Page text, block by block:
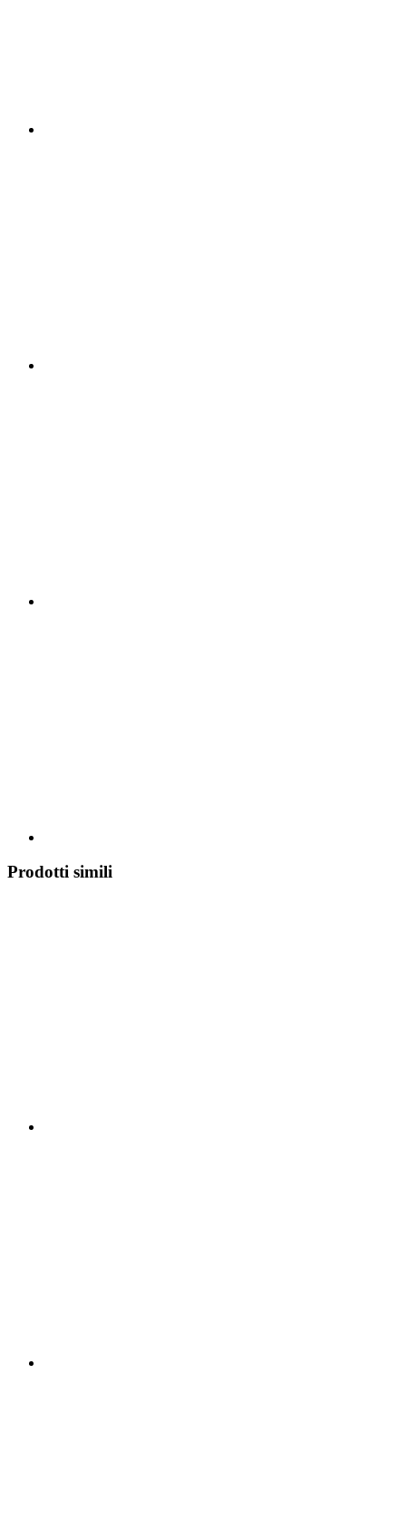
Prodotti simili